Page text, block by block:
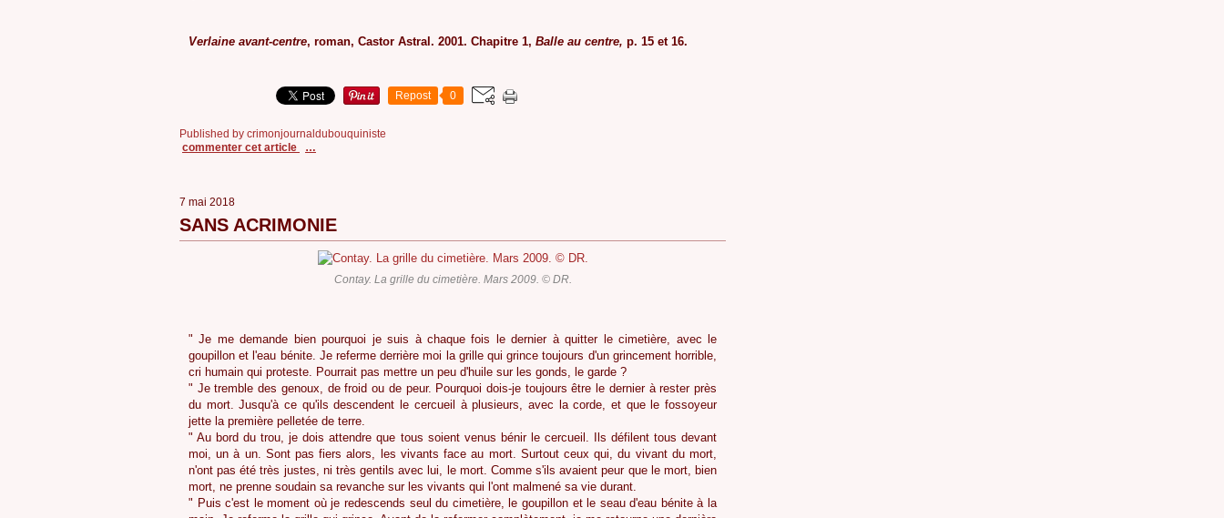
Verlaine avant-centre, roman, Castor Astral. 2001. Chapitre 1, Balle au centre, p. 15 et 16.
Repost 0
Published by crimonjournaldubouquiniste
commenter cet article
…
7 mai 2018
SANS ACRIMONIE
Contay. La grille du cimetière. Mars 2009. © DR.
" Je me demande bien pourquoi je suis à chaque fois le dernier à quitter le cimetière, avec le
goupillon et l'eau bénite. Je referme derrière moi la grille qui grince toujours d'un grincement horrible,
cri humain qui proteste. Pourrait pas mettre un peu d'huile sur les gonds, le garde ?
" Je tremble des genoux, de froid ou de peur. Pourquoi dois-je toujours être le dernier à rester près
du mort. Jusqu'à ce qu'ils descendent le cercueil à plusieurs, avec la corde, et que le fossoyeur
jette la première pelletée de terre.
" Au bord du trou, je dois attendre que tous soient venus bénir le cercueil. Ils défilent tous devant
moi, un à un. Sont pas fiers alors, les vivants face au mort. Surtout ceux qui, du vivant du mort,
n'ont pas été très justes, ni très gentils avec lui, le mort. Comme s'ils avaient peur que le mort, bien
mort, ne prenne soudain sa revanche sur les vivants qui l'ont malmené sa vie durant.
" Puis c'est le moment où je redescends seul du cimetière, le goupillon et le seau d'eau bénite à la